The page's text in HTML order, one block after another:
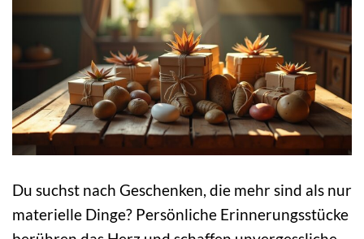
Du suchst nach Geschenken, die mehr sind als nur
materielle Dinge? Persönliche Erinnerungsstücke